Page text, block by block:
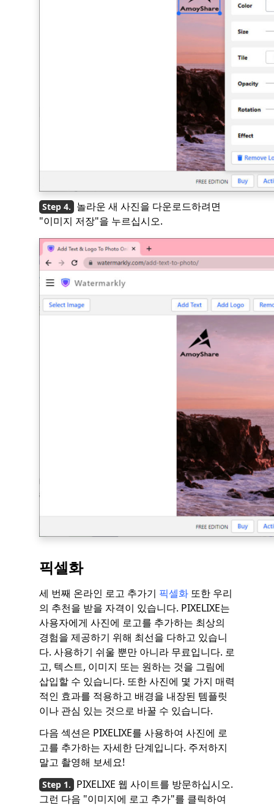
놀라운 새 사진을 다운로드하려면
"이미지 저장"을 누르십시오.
픽셀화
세 번째 온라인 로고 추가기 픽셀화 또한 우리
의 추천을 받을 자격이 있습니다. PIXELIXE는
사용자에게 사진에 로고를 추가하는 최상의
경험을 제공하기 위해 최선을 다하고 있습니
다. 사용하기 쉬울 뿐만 아니라 무료입니다. 로
고, 텍스트, 이미지 또는 원하는 것을 그림에
삽입할 수 있습니다. 또한 사진에 몇 가지 매력
적인 효과를 적용하고 배경을 내장된 템플릿
이나 관심 있는 것으로 바꿀 수 있습니다.
다음 섹션은 PIXELIXE를 사용하여 사진에 로
고를 추가하는 자세한 단계입니다. 주저하지
말고 촬영해 보세요!
PIXELIXE 웹 사이트를 방문하십시오.
그런 다음 "이미지에 로고 추가"를 클릭하여